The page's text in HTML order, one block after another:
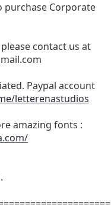
purchase Corporate
contact us at
Paypal account
letterenastudios
amazing fonts :